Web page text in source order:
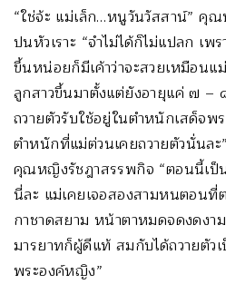
“ใช่จ้ะ แม่เล็ก…หนูวันวัสสาน์” คุ
ปนหัวเราะ “จำไม่ได้ก็ไม่แปลก เพ
ขึ้นหน่อยก็มีเค้าว่าจะสวยเหมือนแ
ลูกสาวขึ้นมาตั้งแต่ยังอายุแค่ ๗
ถวายตัวรับใช้อยู่ในตำหนักเสด็จ
ตำหนักที่แม่ต่วนเคยถวายตัวนั่นล
คุณหญิงรัชฎาสรรพกิจ “ตอนนี้เป็
นี่ละ แม่เคยเจอสองสามหนตอน
กาชาดสยาม หน้าตาหมดจดงดงา
มารยาทก็ผู้ดีแท้ สมกับได้ถวายตัว
พระองค์หญิง”